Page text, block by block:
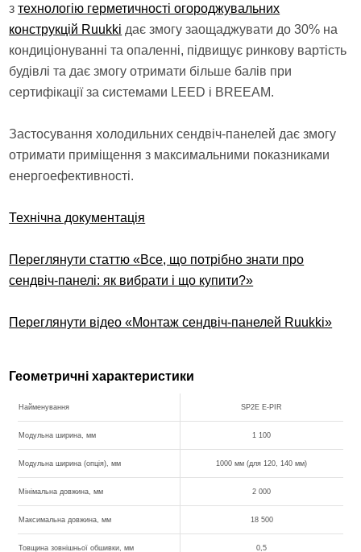
зтехнологію герметичності огороджувальних
конструкцій Ruukki дає змогу заощаджувати до 30% на
кондиціонуванні та опаленні, підвищує ринкову вартість
будівлі та дає змогу отримати більше балів при
сертифікації за системами LEED і BREEAM.
Застосування холодильних сендвіч-панелей дає змогу
отримати приміщення з максимальними показниками
енергоефективності.
Технічна документація
Переглянути статтю «Все, що потрібно знати про
сендвіч-панелі: як вибрати і що купити?»
Переглянути відео «Монтаж сендвіч-панелей Ruukki»
Геометричні характеристики
Найменування SP2E E-PIR
Модульна ширина, мм 1 100
Модульна ширина (опція), мм 1000 мм (для 120, 140 мм)
Мінімальна довжина, мм 2 000
Максимальна довжина, мм 18 500
Товщина зовнішньої обшивки, мм 0,5